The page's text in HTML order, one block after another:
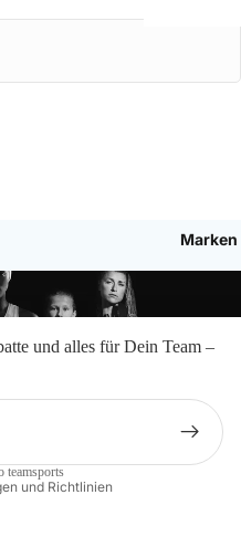
Marken
und alles für Dein Team –
teamsports
und Richtlinien